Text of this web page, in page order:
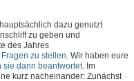
dazu genutzt
zu geben und
des Jahres
zu stellen. Wir haben eure
sie dann beantwortet. Im
kurz nacheinander: Zunächst